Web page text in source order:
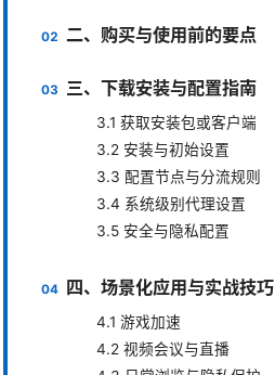
二、购买与使用前的要点
三、下载安装与配置指南
3.1 获取安装包或客户端
3.2 安装与初始设置
3.3 配置节点与分流规则
3.4 系统级别代理设置
3.5 安全与隐私配置
四、场景化应用与实战技巧
4.1 游戏加速
4.2 视频会议与直播